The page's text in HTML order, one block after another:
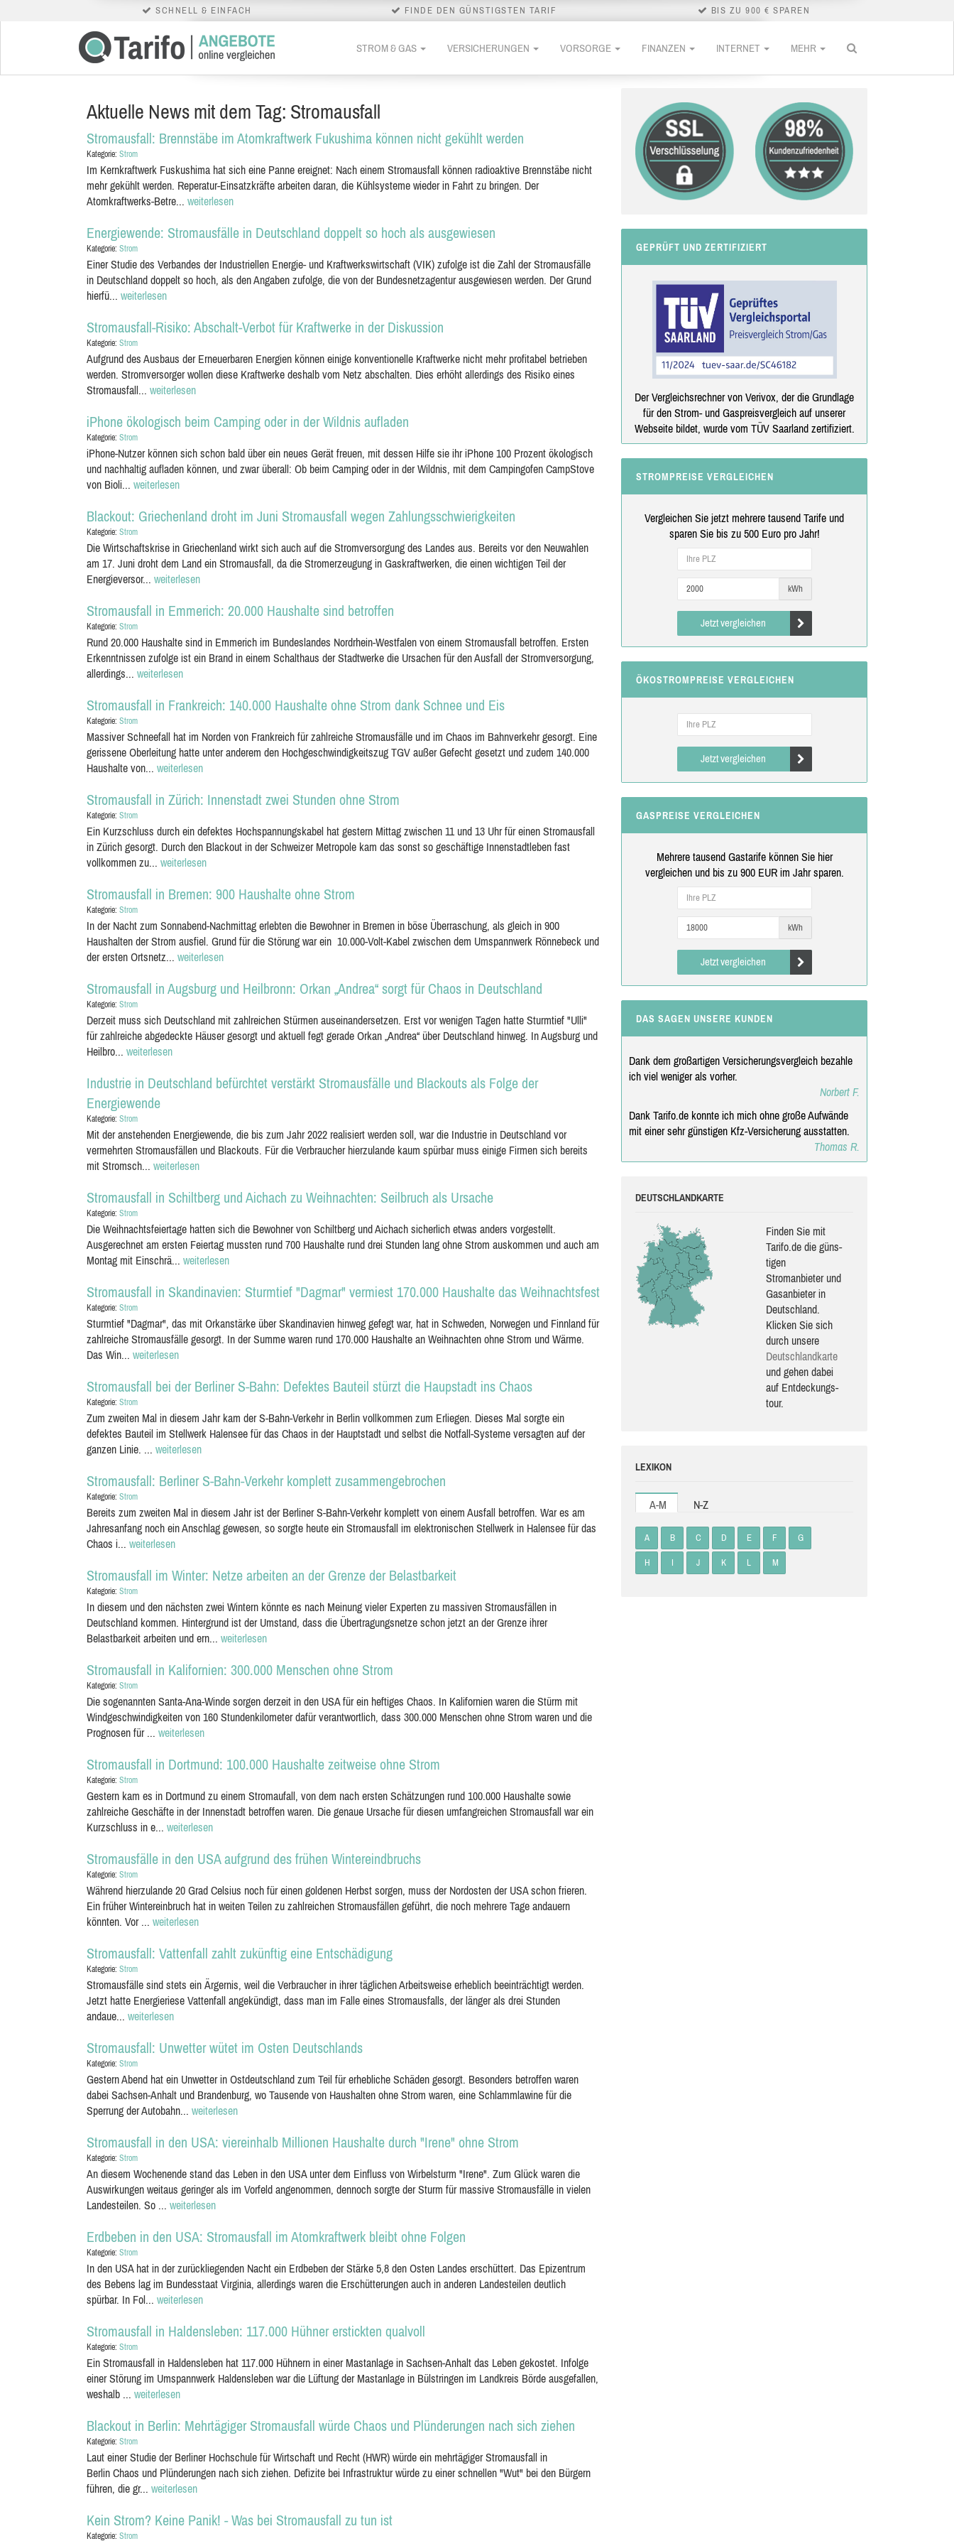
SCHNELL & EINFACH FINDE DEN GÜNSTIGSTEN TARIF BIS ZU 900 € SPAREN
STROM & GAS VERSICHERUNGEN VORSORGE FINANZEN INTERNET MEHR
Aktuelle News mit dem Tag: Stromausfall
Stromausfall: Brennstäbe im Atomkraftwerk Fukushima können nicht gekühlt werden
Kategorie: Strom
Im Kernkraftwerk Fuskushima hat sich eine Panne ereignet: Nach einem Stromausfall können radioaktive Brennstäbe nicht
mehr gekühlt werden. Reperatur-Einsatzkräfte arbeiten daran, die Kühlsysteme wieder in Fahrt zu bringen. Der
Atomkraftwerks-Betre... weiterlesen
Energiewende: Stromausfälle in Deutschland doppelt so hoch als ausgewiesen
Kategorie: Strom
Einer Studie des Verbandes der Industriellen Energie- und Kraftwerkswirtschaft (VIK) zufolge ist die Zahl der Stromausfälle
in Deutschland doppelt so hoch, als den Angaben zufolge, die von der Bundesnetzagentur ausgewiesen werden. Der Grund
hierfü... weiterlesen
Stromausfall-Risiko: Abschalt-Verbot für Kraftwerke in der Diskussion
Kategorie: Strom
Aufgrund des Ausbaus der Erneuerbaren Energien können einige konventionelle Kraftwerke nicht mehr profitabel betrieben
werden. Stromversorger wollen diese Kraftwerke deshalb vom Netz abschalten. Dies erhöht allerdings des Risiko eines
Stromausfall... weiterlesen
iPhone ökologisch beim Camping oder in der Wildnis aufladen
Kategorie: Strom
iPhone-Nutzer können sich schon bald über ein neues Gerät freuen, mit dessen Hilfe sie ihr iPhone 100 Prozent ökologisch
und nachhaltig aufladen können, und zwar überall: Ob beim Camping oder in der Wildnis, mit dem Campingofen CampStove
von Bioli... weiterlesen
Blackout: Griechenland droht im Juni Stromausfall wegen Zahlungsschwierigkeiten
Kategorie: Strom
Die Wirtschaftskrise in Griechenland wirkt sich auch auf die Stromversorgung des Landes aus. Bereits vor den Neuwahlen
am 17. Juni droht dem Land ein Stromausfall, da die Stromerzeugung in Gaskraftwerken, die einen wichtigen Teil der
Energieversor... weiterlesen
Stromausfall in Emmerich: 20.000 Haushalte sind betroffen
Kategorie: Strom
Rund 20.000 Haushalte sind in Emmerich im Bundeslandes Nordrhein-Westfalen von einem Stromausfall betroffen. Ersten
Erkenntnissen zufolge ist ein Brand in einem Schalthaus der Stadtwerke die Ursachen für den Ausfall der Stromversorgung,
allerdings... weiterlesen
Stromausfall in Frankreich: 140.000 Haushalte ohne Strom dank Schnee und Eis
Kategorie: Strom
Massiver Schneefall hat im Norden von Frankreich für zahlreiche Stromausfälle und im Chaos im Bahnverkehr gesorgt. Eine
gerissene Oberleitung hatte unter anderem den Hochgeschwindigkeitszug TGV außer Gefecht gesetzt und zudem 140.000
Haushalte von... weiterlesen
Stromausfall in Zürich: Innenstadt zwei Stunden ohne Strom
Kategorie: Strom
Ein Kurzschluss durch ein defektes Hochspannungskabel hat gestern Mittag zwischen 11 und 13 Uhr für einen Stromausfall
in Zürich gesorgt. Durch den Blackout in der Schweizer Metropole kam das sonst so geschäftige Innenstadtleben fast
vollkommen zu... weiterlesen
Stromausfall in Bremen: 900 Haushalte ohne Strom
Kategorie: Strom
In der Nacht zum Sonnabend-Nachmittag erlebten die Bewohner in Bremen in böse Überraschung, als gleich in 900
Haushalten der Strom ausfiel. Grund für die Störung war ein 10.000-Volt-Kabel zwischen dem Umspannwerk Rönnebeck und
der ersten Ortsnetz... weiterlesen
Stromausfall in Augsburg und Heilbronn: Orkan „Andrea“ sorgt für Chaos in Deutschland
Kategorie: Strom
Derzeit muss sich Deutschland mit zahlreichen Stürmen auseinandersetzen. Erst vor wenigen Tagen hatte Sturmtief "Ulli"
für zahlreiche abgedeckte Häuser gesorgt und aktuell fegt gerade Orkan „Andrea“ über Deutschland hinweg. In Augsburg und
Heilbro... weiterlesen
Industrie in Deutschland befürchtet verstärkt Stromausfälle und Blackouts als Folge der
Energiewende
Kategorie: Strom
Mit der anstehenden Energiewende, die bis zum Jahr 2022 realisiert werden soll, war die Industrie in Deutschland vor
vermehrten Stromausfällen und Blackouts. Für die Verbraucher hierzulande kaum spürbar muss einige Firmen sich bereits
mit Stromsch... weiterlesen
Stromausfall in Schiltberg und Aichach zu Weihnachten: Seilbruch als Ursache
Kategorie: Strom
Die Weihnachtsfeiertage hatten sich die Bewohner von Schiltberg und Aichach sicherlich etwas anders vorgestellt.
Ausgerechnet am ersten Feiertag mussten rund 700 Haushalte rund drei Stunden lang ohne Strom auskommen und auch am
Montag mit Einschrä... weiterlesen
Stromausfall in Skandinavien: Sturmtief "Dagmar" vermiest 170.000 Haushalte das Weihnachtsfest
Kategorie: Strom
Sturmtief "Dagmar", das mit Orkanstärke über Skandinavien hinweg gefegt war, hat in Schweden, Norwegen und Finnland für
zahlreiche Stromausfälle gesorgt. In der Summe waren rund 170.000 Haushalte an Weihnachten ohne Strom und Wärme.
Das Win... weiterlesen
Stromausfall bei der Berliner S-Bahn: Defektes Bauteil stürzt die Haupstadt ins Chaos
Kategorie: Strom
Zum zweiten Mal in diesem Jahr kam der S-Bahn-Verkehr in Berlin vollkommen zum Erliegen. Dieses Mal sorgte ein
defektes Bauteil im Stellwerk Halensee für das Chaos in der Hauptstadt und selbst die Notfall-Systeme versagten auf der
ganzen Linie. ... weiterlesen
Stromausfall: Berliner S-Bahn-Verkehr komplett zusammengebrochen
Kategorie: Strom
Bereits zum zweiten Mal in diesem Jahr ist der Berliner S-Bahn-Verkehr komplett von einem Ausfall betroffen. War es am
Jahresanfang noch ein Anschlag gewesen, so sorgte heute ein Stromausfall im elektronischen Stellwerk in Halensee für das
Chaos i... weiterlesen
Stromausfall im Winter: Netze arbeiten an der Grenze der Belastbarkeit
Kategorie: Strom
In diesem und den nächsten zwei Wintern könnte es nach Meinung vieler Experten zu massiven Stromausfällen in
Deutschland kommen. Hintergrund ist der Umstand, dass die Übertragungsnetze schon jetzt an der Grenze ihrer
Belastbarkeit arbeiten und ern... weiterlesen
Stromausfall in Kalifornien: 300.000 Menschen ohne Strom
Kategorie: Strom
Die sogenannten Santa-Ana-Winde sorgen derzeit in den USA für ein heftiges Chaos. In Kalifornien waren die Stürm mit
Windgeschwindigkeiten von 160 Stundenkilometer dafür verantwortlich, dass 300.000 Menschen ohne Strom waren und die
Prognosen für ... weiterlesen
Stromausfall in Dortmund: 100.000 Haushalte zeitweise ohne Strom
Kategorie: Strom
Gestern kam es in Dortmund zu einem Stromaufall, von dem nach ersten Schätzungen rund 100.000 Haushalte sowie
zahlreiche Geschäfte in der Innenstadt betroffen waren. Die genaue Ursache für diesen umfangreichen Stromausfall war ein
Kurzschluss in e... weiterlesen
Stromausfälle in den USA aufgrund des frühen Wintereindbruchs
Kategorie: Strom
Während hierzulande 20 Grad Celsius noch für einen goldenen Herbst sorgen, muss der Nordosten der USA schon frieren.
Ein früher Wintereinbruch hat in weiten Teilen zu zahlreichen Stromausfällen geführt, die noch mehrere Tage andauern
könnten. Vor ... weiterlesen
Stromausfall: Vattenfall zahlt zukünftig eine Entschädigung
Kategorie: Strom
Stromausfälle sind stets ein Ärgernis, weil die Verbraucher in ihrer täglichen Arbeitsweise erheblich beeinträchtigt werden.
Jetzt hatte Energieriese Vattenfall angekündigt, dass man im Falle eines Stromausfalls, der länger als drei Stunden
andaue... weiterlesen
Stromausfall: Unwetter wütet im Osten Deutschlands
Kategorie: Strom
Gestern Abend hat ein Unwetter in Ostdeutschland zum Teil für erhebliche Schäden gesorgt. Besonders betroffen waren
dabei Sachsen-Anhalt und Brandenburg, wo Tausende von Haushalten ohne Strom waren, eine Schlammlawine für die
Sperrung der Autobahn... weiterlesen
Stromausfall in den USA: viereinhalb Millionen Haushalte durch "Irene" ohne Strom
Kategorie: Strom
An diesem Wochenende stand das Leben in den USA unter dem Einfluss von Wirbelsturm "Irene". Zum Glück waren die
Auswirkungen weitaus geringer als im Vorfeld angenommen, dennoch sorgte der Sturm für massive Stromausfälle in vielen
Landesteilen. So ... weiterlesen
Erdbeben in den USA: Stromausfall im Atomkraftwerk bleibt ohne Folgen
Kategorie: Strom
In den USA hat in der zurückliegenden Nacht ein Erdbeben der Stärke 5,8 den Osten Landes erschüttert. Das Epizentrum
des Bebens lag im Bundesstaat Virginia, allerdings waren die Erschütterungen auch in anderen Landesteilen deutlich
spürbar. In Fol... weiterlesen
Stromausfall in Haldensleben: 117.000 Hühner erstickten qualvoll
Kategorie: Strom
Ein Stromausfall in Haldensleben hat 117.000 Hühnern in einer Mastanlage in Sachsen-Anhalt das Leben gekostet. Infolge
einer Störung im Umspannwerk Haldensleben war die Lüftung der Mastanlage in Bülstringen im Landkreis Börde ausgefallen,
weshalb ... weiterlesen
Blackout in Berlin: Mehrtägiger Stromausfall würde Chaos und Plünderungen nach sich ziehen
Kategorie: Strom
Laut einer Studie der Berliner Hochschule für Wirtschaft und Recht (HWR) würde ein mehrtägiger Stromausfall in
Berlin Chaos und Plünderungen nach sich ziehen. Defizite bei Infrastruktur würde zu einer schnellen "Wut" bei den Bürgern
führen, die gr... weiterlesen
Kein Strom? Keine Panik! - Was bei Stromausfall zu tun ist
Kategorie: Strom
GEPRÜFT UND ZERTIFIZIERT
Der Vergleichsrechner von Verivox, der die Grundlage
für den Strom- und Gaspreisvergleich auf unserer
Webseite bildet, wurde vom TÜV Saarland zertifiziert.
STROMPREISE VERGLEICHEN
Vergleichen Sie jetzt mehrere tausend Tarife und
sparen Sie bis zu 500 Euro pro Jahr!
kWh
Jetzt vergleichen
ÖKOSTROMPREISE VERGLEICHEN
Jetzt vergleichen
GASPREISE VERGLEICHEN
Mehrere tausend Gastarife können Sie hier
vergleichen und bis zu 900 EUR im Jahr sparen.
kWh
Jetzt vergleichen
DAS SAGEN UNSERE KUNDEN
Dank dem großartigen Versicherungsvergleich bezahle
ich viel weniger als vorher.
Norbert F.
Dank Tarifo.de konnte ich mich ohne große Aufwände
mit einer sehr günstigen Kfz-Versicherung ausstatten.
Thomas R.
DEUTSCHLANDKARTE
Finden Sie mit
Tarifo.de die güns­
ti­gen
Stromanbieter und
Gasanbieter in
Deutschland.
Klicken Sie sich
durch unsere
Deutsch­land­karte
und gehen dabei
auf Ent­de­ckungs­
tour.
LEXIKON
A-M N-Z
A B C D E F G
H I J K L M